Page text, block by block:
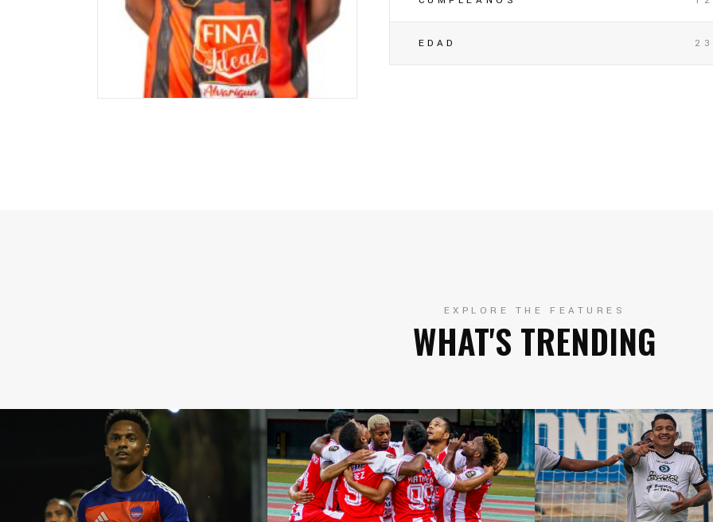
EDAD 23
EXPLORE THE FEATURES
WHAT'S TRENDING